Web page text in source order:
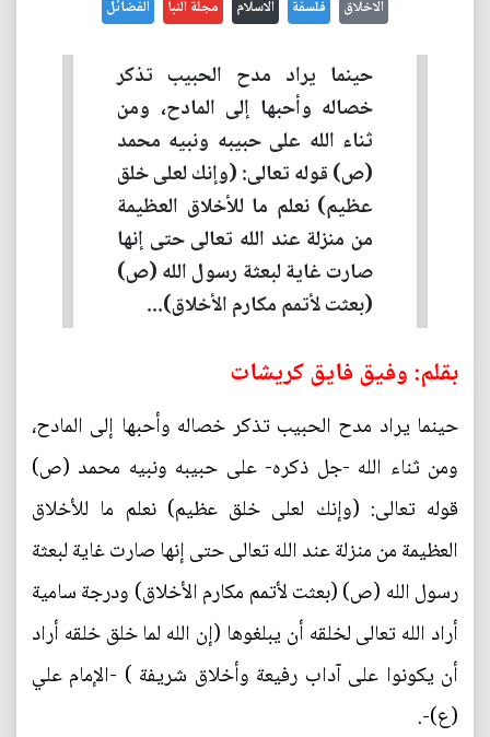
الاخلاق فلسفة الاسلام مجلة النبأ الفضائل
حينما يراد مدح الحبيب تذكر
خصاله وأحبها إلى المادح، ومن
ثناء الله على حبيبه ونبيه محمد
(ص) قوله تعالى: (وإنك لعلى خلق
عظيم) نعلم ما للأخلاق العظيمة
من منزلة عند الله تعالى حتى إنها
صارت غاية لبعثة رسول الله (ص)
(بعثت لأتمم مكارم الأخلاق)...
بقلم: وفيق فايق كريشات
حينما يراد مدح الحبيب تذكر خصاله وأحبها إلى المادح،
ومن ثناء الله -جل ذكره- على حبيبه ونبيه محمد (ص)
قوله تعالى: (وإنك لعلى خلق عظيم) نعلم ما للأخلاق
العظيمة من منزلة عند الله تعالى حتى إنها صارت غاية لبعثة
رسول الله (ص) (بعثت لأتمم مكارم الأخلاق) ودرجة سامية
أراد الله تعالى لخلقه أن يبلغوها (إن الله لما خلق خلقه أراد
أن يكونوا على آداب رفيعة وأخلاق شريفة ) -الإمام علي
(ع)-.